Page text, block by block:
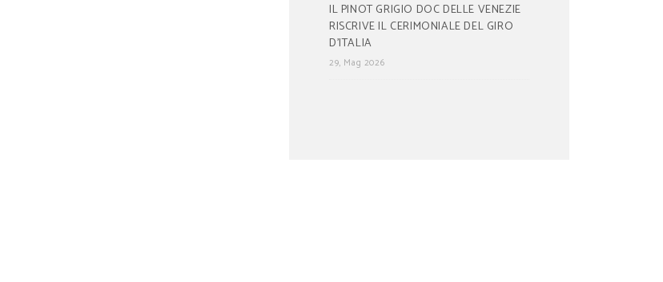
IL PINOT GRIGIO DOC DELLE VENEZIE
RISCRIVE IL CERIMONIALE DEL GIRO
D’ITALIA
29, Mag 2026